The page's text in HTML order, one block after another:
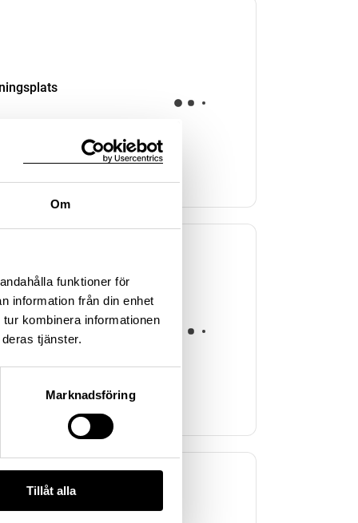
Om
funktioner för
information från din enhet
kombinera informationen
tjänster.
Marknadsföring
Tillåt alla